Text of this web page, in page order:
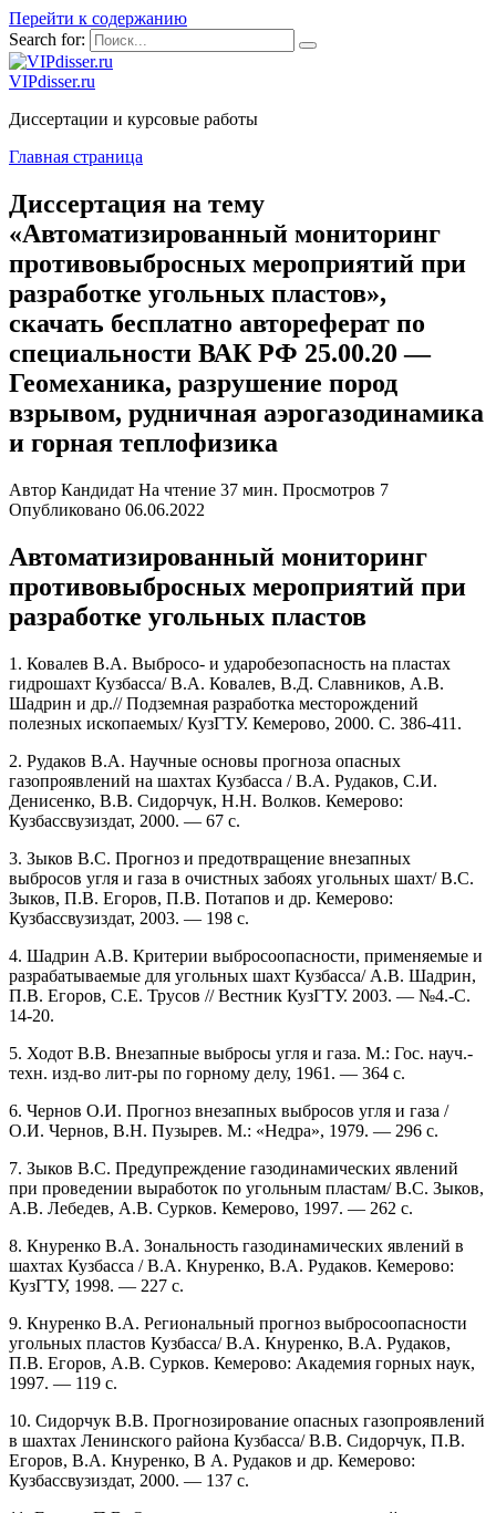
Перейти к содержанию
Search for:
VIPdisser.ru
Диссертации и курсовые работы
Главная страница
Диссертация на тему
«Автоматизированный мониторинг
противовыбросных мероприятий при
разработке угольных пластов»,
скачать бесплатно автореферат по
специальности ВАК РФ 25.00.20 —
Геомеханика, разрушение пород
взрывом, рудничная аэрогазодинамика
и горная теплофизика
Автор Кандидат На чтение 37 мин. Просмотров 7
Опубликовано 06.06.2022
Автоматизированный мониторинг
противовыбросных мероприятий при
разработке угольных пластов
1. Ковалев В.А. Выбросо- и ударобезопасность на пластах
гидрошахт Кузбасса/ В.А. Ковалев, В.Д. Славников, А.В.
Шадрин и др.// Подземная разработка месторождений
полезных ископаемых/ КузГТУ. Кемерово, 2000. С. 386-411.
2. Рудаков В.А. Научные основы прогноза опасных
газопроявлений на шахтах Кузбасса / В.А. Рудаков, С.И.
Денисенко, В.В. Сидорчук, Н.Н. Волков. Кемерово:
Кузбассвузиздат, 2000. — 67 с.
3. Зыков B.C. Прогноз и предотвращение внезапных
выбросов угля и газа в очистных забоях угольных шахт/ B.C.
Зыков, П.В. Егоров, П.В. Потапов и др. Кемерово:
Кузбассвузиздат, 2003. — 198 с.
4. Шадрин А.В. Критерии выбросоопасности, применяемые и
разрабатываемые для угольных шахт Кузбасса/ А.В. Шадрин,
П.В. Егоров, С.Е. Трусов // Вестник КузГТУ. 2003. — №4.-С.
14-20.
5. Ходот В.В. Внезапные выбросы угля и газа. М.: Гос. науч.-
техн. изд-во лит-ры по горному делу, 1961. — 364 с.
6. Чернов О.И. Прогноз внезапных выбросов угля и газа /
О.И. Чернов, В.Н. Пузырев. М.: «Недра», 1979. — 296 с.
7. Зыков B.C. Предупреждение газодинамических явлений
при проведении выработок по угольным пластам/ B.C. Зыков,
А.В. Лебедев, А.В. Сурков. Кемерово, 1997. — 262 с.
8. Кнуренко В.А. Зональность газодинамических явлений в
шахтах Кузбасса / В.А. Кнуренко, В.А. Рудаков. Кемерово:
КузГТУ, 1998. — 227 с.
9. Кнуренко В.А. Региональный прогноз выбросоопасности
угольных пластов Кузбасса/ В.А. Кнуренко, В.А. Рудаков,
П.В. Егоров, А.В. Сурков. Кемерово: Академия горных наук,
1997. — 119 с.
10. Сидорчук В.В. Прогнозирование опасных газопроявлений
в шахтах Ленинского района Кузбасса/ В.В. Сидорчук, П.В.
Егоров, В.А. Кнуренко, В А. Рудаков и др. Кемерово:
Кузбассвузиздат, 2000. — 137 с.